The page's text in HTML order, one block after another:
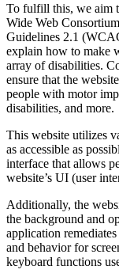
To fulfill this, we aim
Wide Web
Guidelines 2.1
explain how to make
array of disabilities.
ensure that the
people with motor
disabilities, and more.
This website utilizes
as accessible as
interface that allows
website’s UI (user
Additionally, the
the background and
application
and behavior for
keyboard functions